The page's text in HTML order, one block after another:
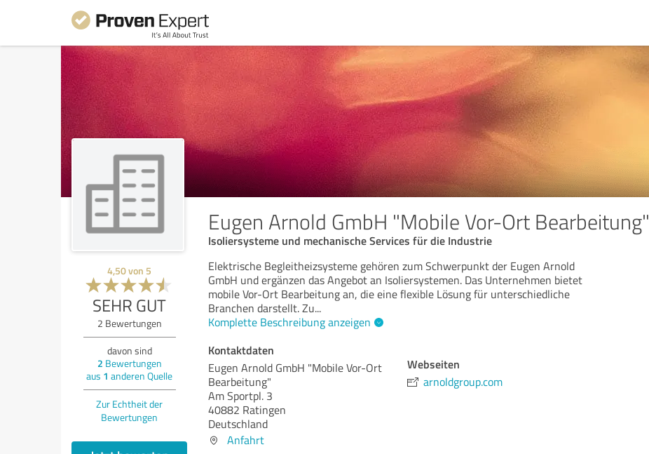
Eugen Arnold GmbH "Mobile Vor-Ort Bearbeitung"
Isoliersysteme und mechanische Services für die Industrie
4,50von 5
SEHR GUT
2 Bewertungen
davon sind
2 Bewertungen
aus 1 anderen Quelle
Zur Echtheit der
Bewertungen
Elektrische Begleitheizsysteme gehören zum Schwerpunkt der Eugen Arnold
GmbH und ergänzen das Angebot an Isoliersystemen. Das Unternehmen bietet
mobile Vor-Ort Bearbeitung an, die eine flexible Lösung für unterschiedliche
Branchen darstellt. Zu...
Komplette Beschreibung anzeigen
Kontaktdaten
Eugen Arnold GmbH "Mobile Vor-Ort
Bearbeitung"
Am Sportpl. 3
40882 Ratingen
Deutschland
Anfahrt
Webseiten
arnoldgroup.com